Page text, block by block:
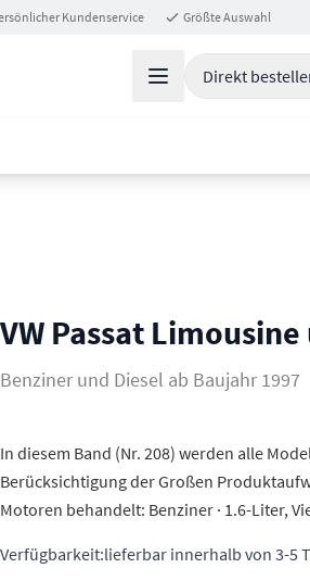
Kundenservice Größte Auswahl
Direkt
VW Passat
Benziner und Diesel ab Baujahr 1997
In diesem Band (Nr. 208) werden alle
Berücksichtigung der Großen
Motoren behandelt: Benziner · 1.6-Liter,
Verfügbarkeit:lieferbar innerhalb von 3-5